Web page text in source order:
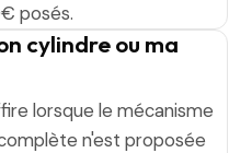
posés.
cylindre ou ma
lorsque le mécanisme
n'est proposée